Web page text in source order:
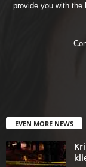
provide you with the
EVEN MORE NEWS